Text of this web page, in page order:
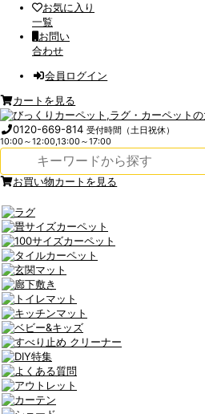
お気に入り
一覧
お問い
合わせ
会員ログイン
カートを見る
0120-669-814受付時間（土日祝休）
10:00～12:00,13:00～17:00
お買い物カートを見る